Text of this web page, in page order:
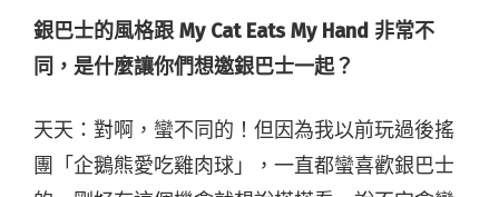
銀巴士的風格跟 My Cat Eats My Hand 非常不
同，是什麼讓你們想邀銀巴士一起？
天天：對啊，蠻不同的！但因為我以前玩過後搖
團「企鵝熊愛吃雞肉球」，一直都蠻喜歡銀巴士